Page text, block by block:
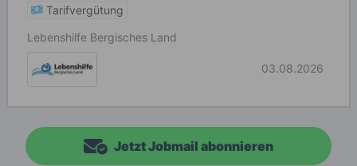
Tarifvergütung
Lebenshilfe Bergisches Land
03.08.2026
Jetzt Jobmail abonnieren